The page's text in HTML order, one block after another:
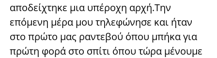
αποδείχτηκε μια υπέροχη αρχή.Την
επόμενη μέρα μου τηλεφώνησε και ήταν
στο πρώτο μας ραντεβού όπου μπήκα για
πρώτη φορά στο σπίτι όπου τώρα μένουμε